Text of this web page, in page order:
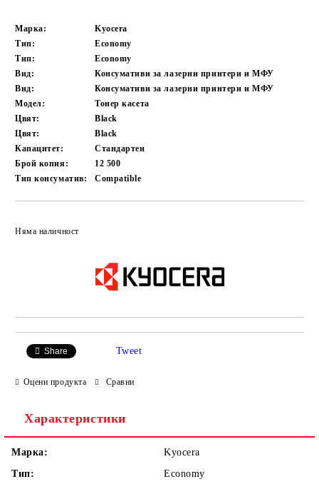
Марка:
Kyocera
Тип:
Economy
Тип:
Economy
Вид:
Консумативи за лазерни принтери и МФУ
Вид:
Консумативи за лазерни принтери и МФУ
Модел:
Тонер касета
Цвят:
Black
Цвят:
Black
Капацитет:
Стандартен
Брой копия:
12 500
Тип консуматив:
Compatible
Няма наличност
Share Tweet
Оцени продукта Сравни
Характеристики
Марка:
Kyocera
Тип:
Economy